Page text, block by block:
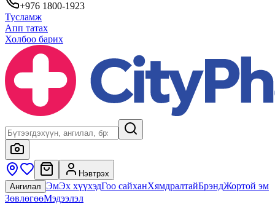
+976 1800-1923
Тусламж
Апп татах
Холбоо барих
Нэвтрэх
Ангилал ЭмЭх хүүхэдГоо сайханХямдралтайБрэндЖортой эм
ЗөвлөгөөМэдээлэл